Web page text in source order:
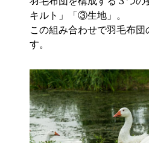
キルト」「③生地」。
この組み合わせで羽毛布団
す。